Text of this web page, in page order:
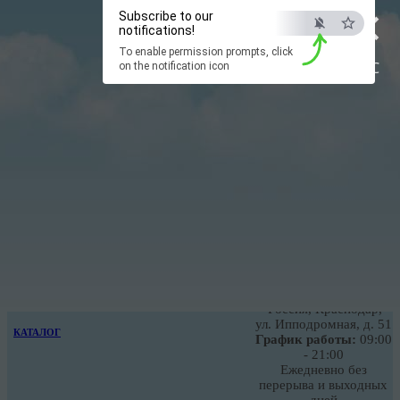
×
ESC
Subscribe to our
notifications!
To enable permission prompts, click
on the notification icon
КАТАЛОГ
Россия, Краснодар,
ул. Ипподромная, д. 51
График работы: 09:00
- 21:00
Ежедневно без
перерыва и выходных